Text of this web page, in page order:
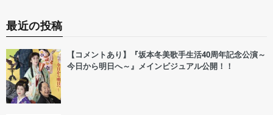
最近の投稿
【コメントあり】『坂本冬美歌手生活40周年記念公演～
今日から明日へ～』メインビジュアル公開！！